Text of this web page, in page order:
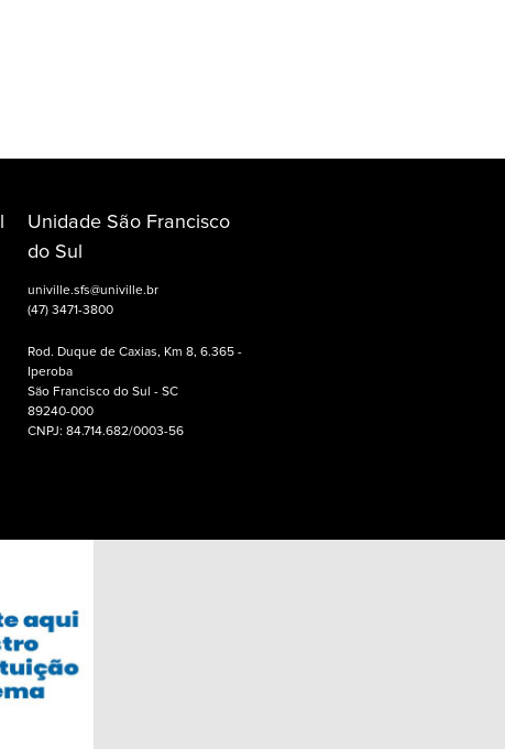
Unidade São Francisco
do Sul
univille.sfs@univille.br
(47) 3471-3800
Rod. Duque de Caxias, Km 8, 6.365 -
Iperoba
São Francisco do Sul - SC
89240-000
CNPJ: 84.714.682/0003-56